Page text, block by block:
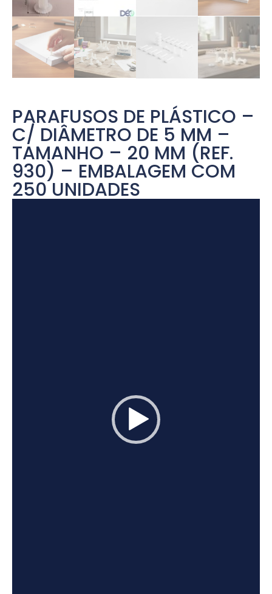
PARAFUSOS DE PLÁSTICO –
C/ DIÂMETRO DE 5 MM –
TAMANHO – 20 MM (REF.
930) – EMBALAGEM COM
250 UNIDADES